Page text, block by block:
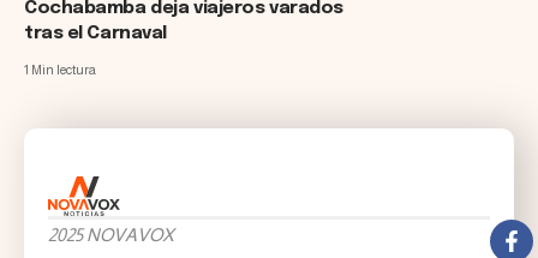
Cochabamba deja viajeros varados
tras el Carnaval
1 Min lectura
2025 NOVAVOX